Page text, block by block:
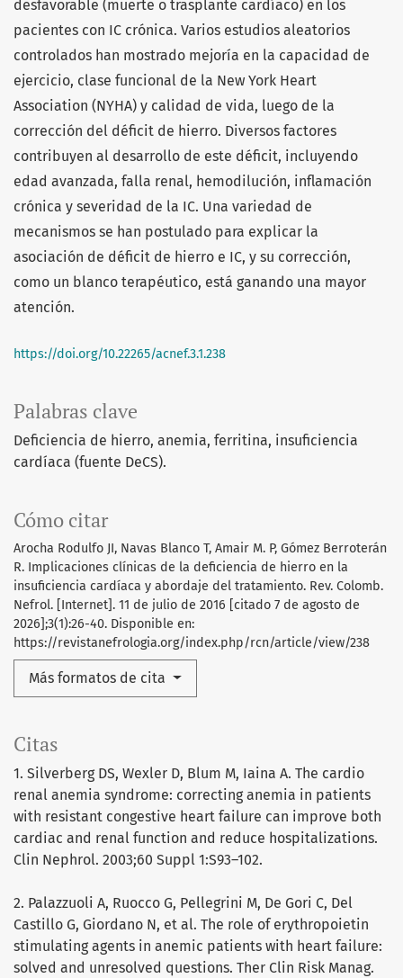
Palabras clave
Deficiencia de hierro anemia ferritina insuficiencia
cardíaca (fuente DeCS).
Cómo citar
Arocha Rodulfo JI, Navas Blanco T, Amair M. P, Gómez Berroterán
R. Implicaciones clínicas de la deficiencia de hierro en la
insuficiencia cardíaca y abordaje del tratamiento. Rev. Colomb.
Nefrol. [Internet]. 11 de julio de 2016 [citado 7 de agosto de
2026];3(1):26-40. Disponible en:
https://revistanefrologia.org/index.php/rcn/article/view/238
Más formatos de cita
desfavorable (muerte o trasplante cardíaco) en los
pacientes con IC crónica. Varios estudios aleatorios
controlados han mostrado mejoría en la capacidad de
ejercicio, clase funcional de la New York Heart
Association (NYHA) y calidad de vida, luego de la
corrección del déficit de hierro. Diversos factores
contribuyen al desarrollo de este déficit, incluyendo
edad avanzada, falla renal, hemodilución, inflamación
crónica y severidad de la IC. Una variedad de
mecanismos se han postulado para explicar la
asociación de déficit de hierro e IC, y su corrección,
como un blanco terapéutico, está ganando una mayor
atención.
https://doi.org/10.22265/acnef.3.1.238
Citas
1. Silverberg DS, Wexler D, Blum M, Iaina A. The cardio
renal anemia syndrome: correcting anemia in patients
with resistant congestive heart failure can improve both
cardiac and renal function and reduce hospitalizations.
Clin Nephrol. 2003;60 Suppl 1:S93–102.
2. Palazzuoli A, Ruocco G, Pellegrini M, De Gori C, Del
Castillo G, Giordano N, et al. The role of erythropoietin
stimulating agents in anemic patients with heart failure:
solved and unresolved questions. Ther Clin Risk Manag.